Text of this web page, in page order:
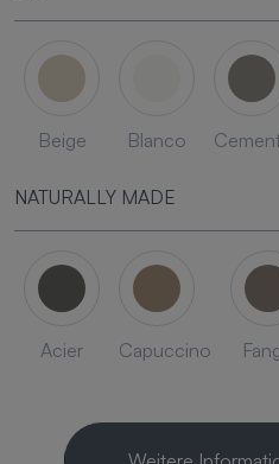
Beige Blanco
NATURALLY MADE
Acier Capuccino